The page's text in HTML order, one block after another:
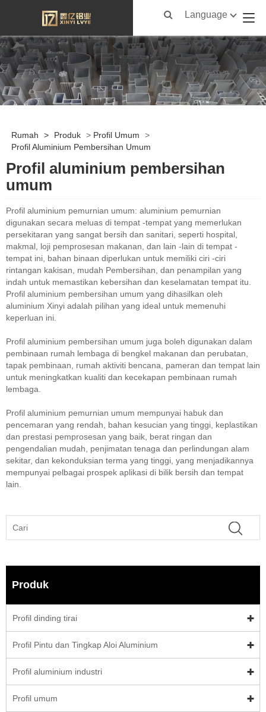
Language
Rumah > Produk > Profil Umum
>
Profil Aluminium Pembersihan Umum
Profil aluminium pembersihan
umum
Profil aluminium pemurnian umum: aluminium pemurnian
digunakan secara meluas di tempat -tempat yang memerlukan
persekitaran yang sangat bersih dan sanitari, seperti hospital,
makmal, loji pemprosesan makanan, dan lain -lain di tempat -
tempat ini, bahan binaan diperlukan untuk memiliki ciri -ciri
rintangan kakisan, mudah Pembersihan, dan penampilan yang
indah untuk memastikan kebersihan dan keselamatan tempat itu.
Profil aluminium pembersihan umum yang dihasilkan oleh
aluminium Xinyi adalah pilihan yang ideal untuk memenuhi
keperluan ini.
Profil aluminium pembersihan umum juga boleh digunakan dalam
pembinaan rumah lembaga di bengkel makanan dan perubatan,
tapak pembinaan, rumah aktiviti bencana, pameran dan tempat lain
untuk meningkatkan kualiti dan kecekapan pembinaan rumah
lembaga.
Profil aluminium pemurnian umum mempunyai habuk dan
pencemaran yang rendah, bahan kesucian yang tinggi, keplastikan
dan prestasi pemprosesan yang baik, berat ringan dan
pengendalian mudah, penjimatan tenaga dan perlindungan alam
sekitar, dan kekonduksian terma yang tinggi, yang menjadikannya
mempunyai pelbagai prospek aplikasi di bilik bersih dan tempat
lain.
Produk
Profil dinding tirai
Profil Pintu dan Tingkap Aloi Aluminium
Profil aluminium industri
Profil umum